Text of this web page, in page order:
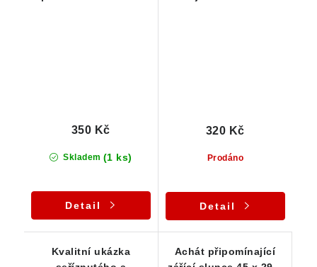
Skladem (1 ks)
350 Kč
Detail
Prodáno
320 Kč
Detail
Kvalitní ukázka
Achát připomínající